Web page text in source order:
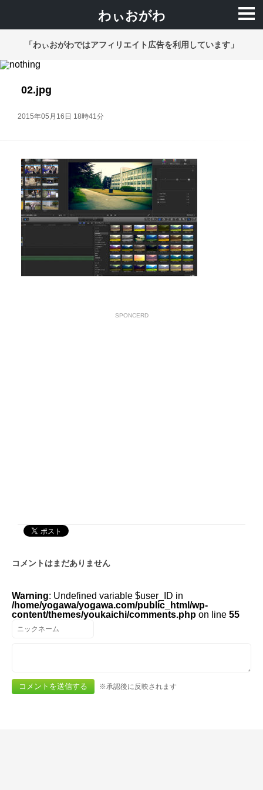
わぃおがわ
「わぃおがわではアフィリエイト広告を利用しています」
02.jpg
2015年05月16日 18時41分
SPONCERD
コメントはまだありません
Warning: Undefined variable $user_ID in
/home/yogawa/yogawa.com/public_html/wp-
content/themes/youkaichi/comments.php on line 55
※承認後に反映されます